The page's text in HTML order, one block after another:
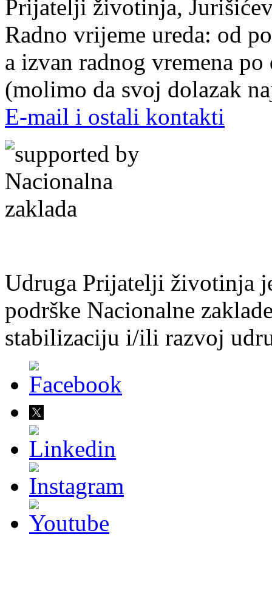
Prijatelji životinja,
Radno vrijeme ureda: od
a izvan radnog vremena
(molimo da svoj dolazak
E-mail i ostali kontakti
Udruga Prijatelji životinja
podrške Nacionalne
stabilizaciju i/ili razvoj